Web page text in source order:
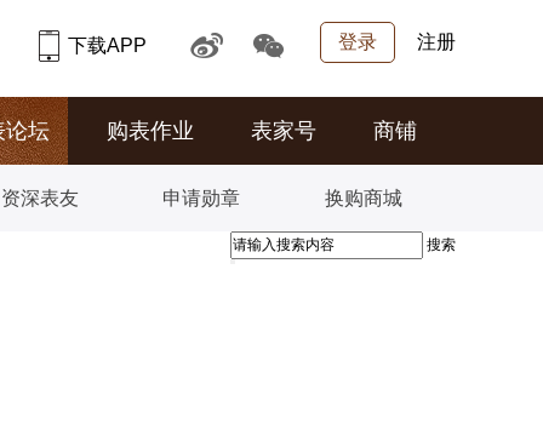
登录 注册
下载APP
论坛 购表作业 表家号 商铺
资深表友 申请勋章 换购商城
搜索